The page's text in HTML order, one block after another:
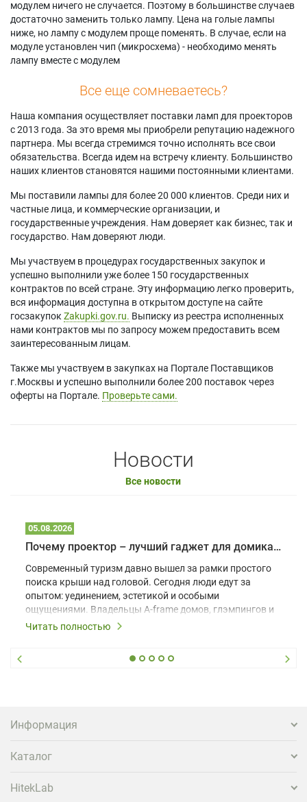
модулем ничего не случается. Поэтому в большинстве случаев
достаточно заменить только лампу. Цена на голые лампы
ниже, но лампу с модулем проще поменять. В случае, если на
модуле установлен чип (микросхема) - необходимо менять
лампу вместе с модулем
Все еще сомневаетесь?
Наша компания осуществляет поставки ламп для проекторов
с 2013 года. За это время мы приобрели репутацию надежного
партнера. Мы всегда стремимся точно исполнять все свои
обязательства. Всегда идем на встречу клиенту. Большинство
наших клиентов становятся нашими постоянными клиентами.
Мы поставили лампы для более 20 000 клиентов. Среди них и
частные лица, и коммерческие организации, и
государственные учреждения. Нам доверяет как бизнес, так и
государство. Нам доверяют люди.
Мы участвуем в процедурах государственных закупок и
успешно выполнили уже более 150 государственных
контрактов по всей стране. Эту информацию легко проверить,
вся информация доступна в открытом доступе на сайте
госзакупок Zakupki.gov.ru. Выписку из реестра исполненных
нами контрактов мы по запросу можем предоставить всем
заинтересованным лицам.
Также мы участвуем в закупках на Портале Поставщиков
г.Москвы и успешно выполнили более 200 поставок через
оферты на Портале. Проверьте сами.
Новости
Все новости
05.08.2026
Почему проектор – лучший гаджет для домика в глэмпинге
Современный туризм давно вышел за рамки простого
поиска крыши над головой. Сегодня люди едут за
опытом: уединением, эстетикой и особыми
ощущениями. Владельцы A-frame домов, глэмпингов и
шале понимают, что конкуренция растет, и
вернуться и поделиться впечатлениями в соцсетях,
проектора.
Читать полностью
Информация
Каталог
HitekLab